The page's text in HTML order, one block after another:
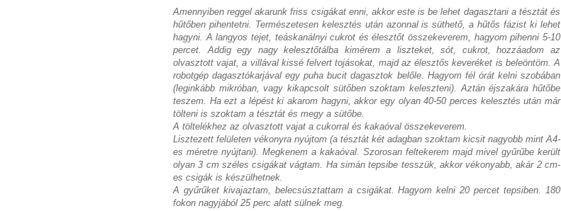
Amennyiben reggel akarunk friss csigákat enni, akkor este is be lehet dagasztani a tésztát és
hűtőben pihentetni. Természetesen kelesztés után azonnal is süthető, a hűtős fázist ki lehet
hagyni. A langyos tejet, teáskanálnyi cukrot és élesztőt összekeverem, hagyom pihenni 5-10
percet. Addig egy nagy kelesztőtálba kimérem a liszteket, sót, cukrot, hozzáadom az
olvasztott vajat, a villával kissé felvert tojásokat, majd az élesztős keveréket is beleöntöm. A
robotgép dagasztókarjával egy puha bucit dagasztok belőle. Hagyom fél órát kelni szobában
(leginkább mikróban, vagy kikapcsolt sütőben szoktam keleszteni). Aztán éjszakára hűtőbe
teszem. Ha ezt a lépést ki akarom hagyni, akkor egy olyan 40-50 perces kelesztés után már
tölteni is szoktam a tésztát és megy a sütőbe.
A töltelékhez az olvasztott vajat a cukorral és kakaóval összekeverem.
Lisztezett felületen vékonyra nyújtom (a tésztát két adagban szoktam kicsit nagyobb mint A4-
es méretre nyújtani). Megkenem a kakaóval. Szorosan feltekerem majd mivel gyűrűbe került
olyan 3 cm széles csigákat vágtam. Ha simán tepsibe tesszük, akkor vékonyabb, akár 2 cm-
es csigák is készülhetnek.
A gyűrűket kivajaztam, belecsúsztattam a csigákat. Hagyom kelni 20 percet tepsiben. 180
fokon nagyjából 25 perc alatt sülnek meg.